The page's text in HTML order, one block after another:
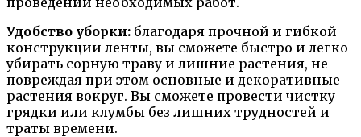
Удобство уборки: благодаря прочной и гибкой
конструкции ленты, вы сможете быстро и легко
убирать сорную траву и лишние растения, не
повреждая при этом основные и декоративные
растения вокруг. Вы сможете провести чистку
грядки или клумбы без лишних трудностей и
траты времени.